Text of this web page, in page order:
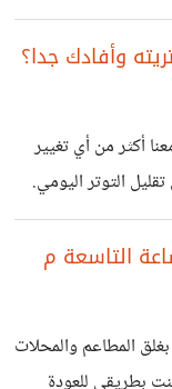
ووالده متوفي، وتريد
ولا تتحمل أن
بغرفة ولن تتدخل
خاصة بها حتى
يأجروا شقتين
وأفادك جدا؟
أكثر من أي تغيير
التوتر اليومي.
ولكن مفيد جدا على
البسيطة ببلكونة
بسيط جدا
التاسعة م
المطاعم والمحلات